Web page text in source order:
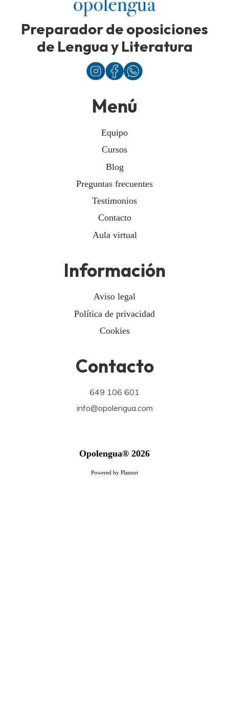
Preparador de oposiciones
de Lengua y Literatura
Menú
Equipo
Cursos
Blog
Preguntas frecuentes
Testimonios
Contacto
Aula virtual
Información
Aviso legal
Política de privacidad
Cookies
Contacto
649 106 601
info@opolengua.com
Opolengua® 2026
Powered by Plannet